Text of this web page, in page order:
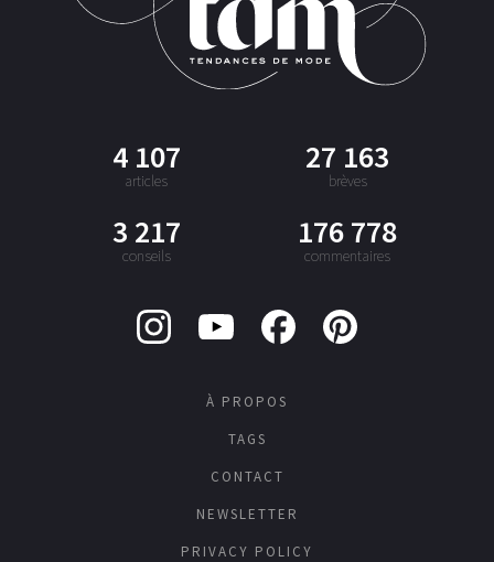
4 107
articles
27 163
brèves
3 217
conseils
176 778
commentaires
À PROPOS
TAGS
CONTACT
NEWSLETTER
PRIVACY POLICY